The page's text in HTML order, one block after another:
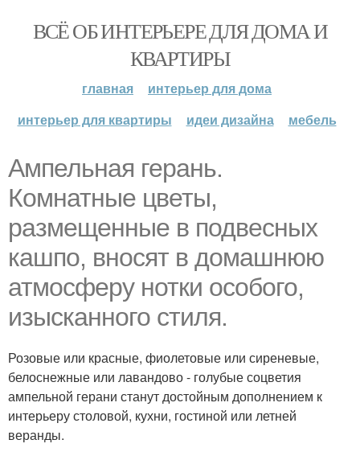
ВСЁ ОБ ИНТЕРЬЕРЕ ДЛЯ ДОМА И
КВАРТИРЫ
главная
интерьер для дома
интерьер для квартиры
идеи дизайна мебель
Ампельная герань.
Комнатные цветы,
размещенные в подвесных
кашпо, вносят в домашнюю
атмосферу нотки особого,
изысканного стиля.
Розовые или красные, фиолетовые или сиреневые,
белоснежные или лавандово - голубые соцветия
ампельной герани станут достойным дополнением к
интерьеру столовой, кухни, гостиной или летней
веранды.